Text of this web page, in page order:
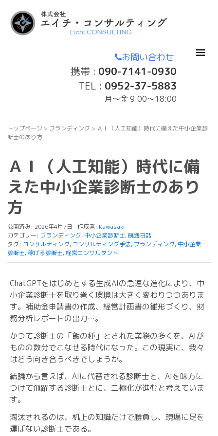
お問い合わせ
携帯 : 090-7141-0930
TEL : 0952-37-5883
月〜金 9:00～18:00
トップページ > ブランディング > ＡＩ（人工知能）時代に備えた中小企業診
断士のあり方
ＡＩ（人工知能）時代に備
えた中小企業診断士のあり
方
公開済み: 2026年4月7日 作成者: Kawasaki
カテゴリー: ブランディング, 中小企業診断士,航海日誌
タグ: コンサルティング, コンサルティング手法, ブランディング, 中小企業
診断士,稼げる診断士,経営コンサルタント
ChatGPTをはじめとする生成AIの急速な進化により、中
小企業診断士を取り巻く環境は大きく変わりつつありま
す。補助金申請書の作成、経営計画書の雛形づくり、財
務分析レポートの出力…。
かつて診断士の「飯の種」とされた業務の多くを、AIが
ものの数分でこなせる時代になった。この現実に、我々
はどう向き合うべきでしょうか。
結論から言えば、AIに代替される診断士と、AIを味方に
つけて飛躍する診断士とに、二極化が進むと考えていま
す。
淘汰されるのは、机上の知識だけで勝負し、現場に足を
運ばない診断士である。